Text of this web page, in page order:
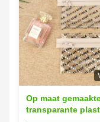
Op maat
transparante